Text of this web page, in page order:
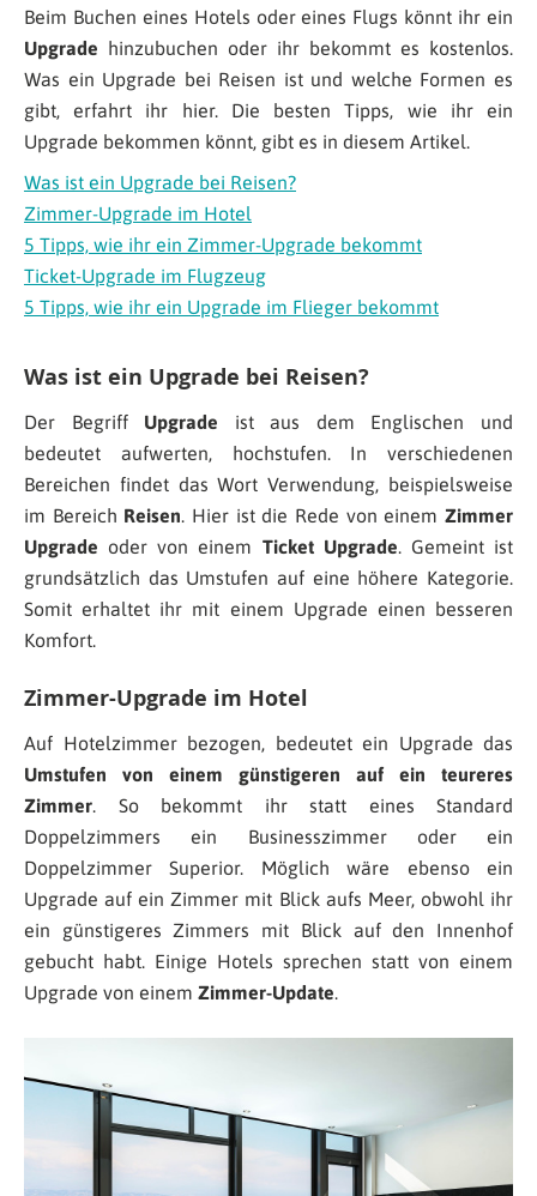
Beim Buchen eines Hotels oder eines Flugs könnt ihr ein
Upgrade hinzubuchen oder ihr bekommt es kostenlos.
Was ein Upgrade bei Reisen ist und welche Formen es
gibt, erfahrt ihr hier. Die besten Tipps, wie ihr ein
Upgrade bekommen könnt, gibt es in diesem Artikel.
Was ist ein Upgrade bei Reisen?
Zimmer-Upgrade im Hotel
5 Tipps, wie ihr ein Zimmer-Upgrade bekommt
Ticket-Upgrade im Flugzeug
5 Tipps, wie ihr ein Upgrade im Flieger bekommt
Was ist ein Upgrade bei Reisen?
Der BegriffUpgrade ist aus dem Englischen und
bedeutet aufwerten, hochstufen. In verschiedenen
Bereichen findet das Wort Verwendung, beispielsweise
im Bereich Reisen. Hier ist die Rede von einemZimmer
Upgrade oder von einem Ticket Upgrade. Gemeint ist
grundsätzlich das Umstufen auf eine höhere Kategorie.
Somit erhaltet ihr mit einem Upgrade einen besseren
Komfort.
Zimmer-Upgrade im Hotel
Auf Hotelzimmer bezogen, bedeutet ein Upgrade das
Umstufen von einem günstigeren auf ein teureres
Zimmer. So bekommt ihr statt eines Standard
Doppelzimmers ein Businesszimmer oder ein
Doppelzimmer Superior. Möglich wäre ebenso ein
Upgrade auf ein Zimmer mit Blick aufs Meer, obwohl ihr
ein günstigeres Zimmers mit Blick auf den Innenhof
gebucht habt. Einige Hotels sprechen statt von einem
Upgrade von einem Zimmer-Update.